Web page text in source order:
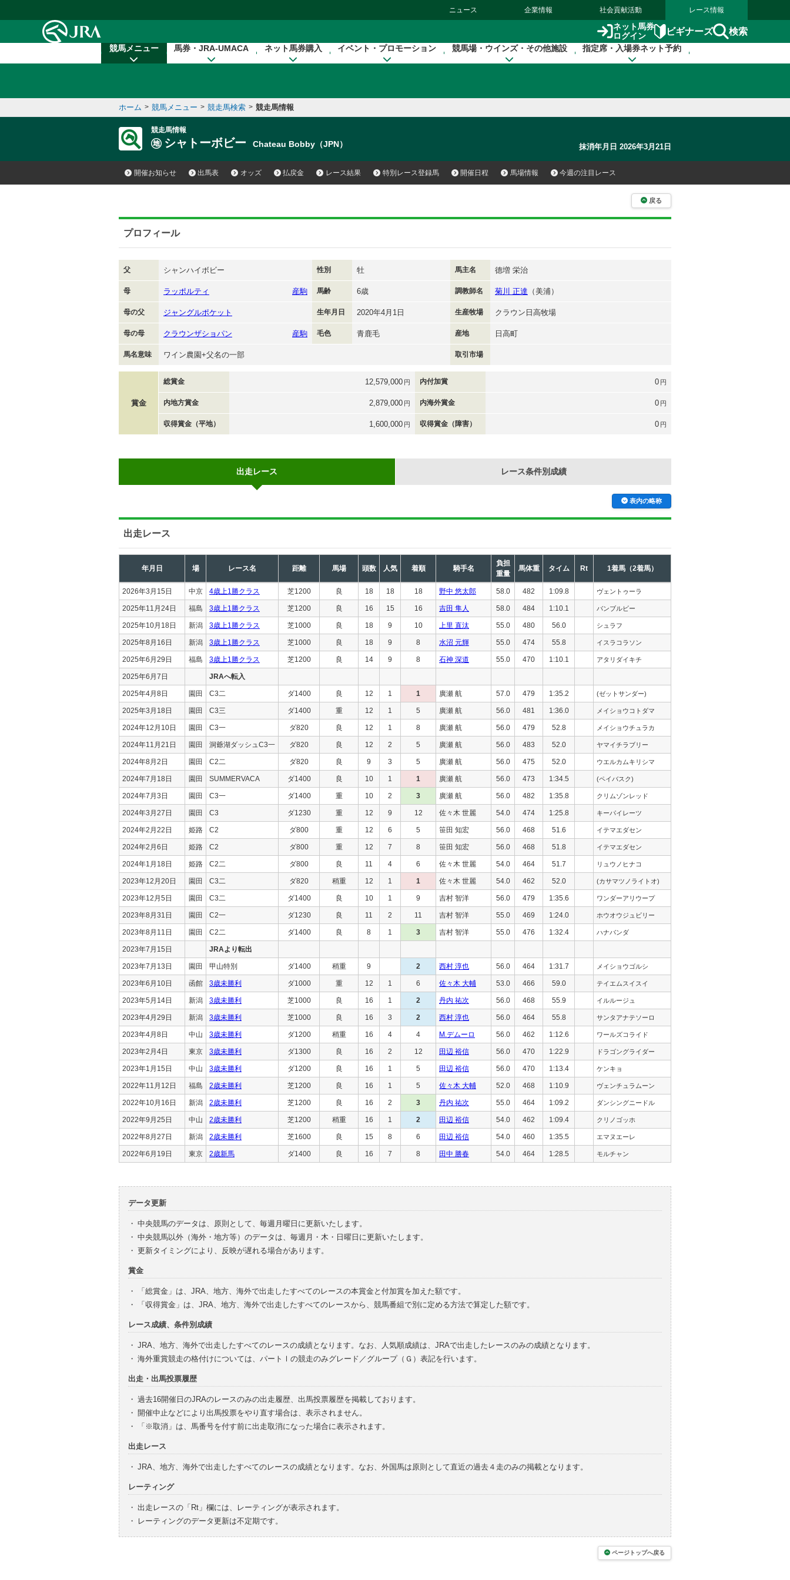
ニュース 企業情報 社会貢献活動 レース情報
ネット馬券
ログイン
ビギナーズ 検索
競馬メニュー 馬券・JRA-UMACA ネット馬券購入 イベント・プロモーション 競馬場・ウインズ・その他施設 指定席・入場券ネット予約
ホーム > 競馬メニュー > 競走馬検索 > 競走馬情報
競走馬情報
シャトーボビー Chateau Bobby（JPN） 抹消年月日 2026年3月21日
開催お知らせ 出馬表 オッズ 払戻金 レース結果 特別レース登録馬 開催日程 馬場情報 今週の注目レース
戻る
プロフィール
父 シャンハイボビー 性別 牡 馬主名 德増 栄治
母 ラッポルティ 産駒 馬齢 6歳 調教師名 菊川 正達 （美浦）
母の父 ジャングルポケット 生年月日 2020年4月1日 生産牧場 クラウン日高牧場
母の母 クラウンザショパン 産駒 毛色 青鹿毛 産地 日高町
馬名意味 ワイン農園+父名の一部 取引市場
賞金
総賞金 12,579,000 円 内付加賞 0 円
内地方賞金 2,879,000 円 内海外賞金 0 円
収得賞金（平地） 1,600,000 円 収得賞金（障害） 0 円
出走レース レース条件別成績
表内の略称
出走レース
年月日 場 レース名 距離 馬場 頭数 人気 着順 騎手名
負担
重量
馬体重 タイム Rt 1着馬（2着馬）
2026年3月15日 中京 4歳上1勝クラス 芝1200 良 18 18 18 野中 悠太郎 58.0 482 1:09.8 ヴェントゥーラ
2025年11月24日 福島 3歳上1勝クラス 芝1200 良 16 15 16 吉田 隼人 58.0 484 1:10.1 バンブルビー
2025年10月18日 新潟 3歳上1勝クラス 芝1000 良 18 9 10 上里 直汰 55.0 480 56.0 シュラフ
2025年8月16日 新潟 3歳上1勝クラス 芝1000 良 18 9 8 水沼 元輝 55.0 474 55.8 イスラコラソン
2025年6月29日 福島 3歳上1勝クラス 芝1200 良 14 9 8 石神 深道 55.0 470 1:10.1 アタリダイキチ
2025年6月7日 JRAへ転入
2025年4月8日 園田 C3二 ダ1400 良 12 1 1 廣瀬 航 57.0 479 1:35.2 (ゼットサンダー)
2025年3月18日 園田 C3三 ダ1400 重 12 1 5 廣瀬 航 56.0 481 1:36.0 メイショウコトダマ
2024年12月10日 園田 C3一 ダ820 良 12 1 8 廣瀬 航 56.0 479 52.8 メイショウチュラカ
2024年11月21日 園田 洞爺湖ダッシュC3一 ダ820 良 12 2 5 廣瀬 航 56.0 483 52.0 ヤマイチラブリー
2024年8月2日 園田 C2二 ダ820 良 9 3 5 廣瀬 航 56.0 475 52.0 ウエルカムキリシマ
2024年7月18日 園田 SUMMERVACA ダ1400 良 10 1 1 廣瀬 航 56.0 473 1:34.5 (ペイバスク)
2024年7月3日 園田 C3一 ダ1400 重 10 2 3 廣瀬 航 56.0 482 1:35.8 クリムゾンレッド
2024年3月27日 園田 C3 ダ1230 重 12 9 12 佐々木 世麗 54.0 474 1:25.8 キーパイレーツ
2024年2月22日 姫路 C2 ダ800 重 12 6 5 笹田 知宏 56.0 468 51.6 イテマエダセン
2024年2月6日 姫路 C2 ダ800 重 12 7 8 笹田 知宏 56.0 468 51.8 イテマエダセン
2024年1月18日 姫路 C2二 ダ800 良 11 4 6 佐々木 世麗 54.0 464 51.7 リュウノヒナコ
2023年12月20日 園田 C3二 ダ820 稍重 12 1 1 佐々木 世麗 54.0 462 52.0 (カサマツノライトオ)
2023年12月5日 園田 C3二 ダ1400 良 10 1 9 吉村 智洋 56.0 479 1:35.6 ワンダーアリウープ
2023年8月31日 園田 C2一 ダ1230 良 11 2 11 吉村 智洋 55.0 469 1:24.0 ホウオウジュビリー
2023年8月11日 園田 C2二 ダ1400 良 8 1 3 吉村 智洋 55.0 476 1:32.4 ハナバンダ
2023年7月15日 JRAより転出
2023年7月13日 園田 甲山特別 ダ1400 稍重 9 2 西村 淳也 56.0 464 1:31.7 メイショウゴルシ
2023年6月10日 函館 3歳未勝利 ダ1000 重 12 1 6 佐々木 大輔 53.0 466 59.0 テイエムスイスイ
2023年5月14日 新潟 3歳未勝利 芝1000 良 16 1 2 丹内 祐次 56.0 468 55.9 イルルージュ
2023年4月29日 新潟 3歳未勝利 芝1000 良 16 3 2 西村 淳也 56.0 464 55.8 サンタアナテソーロ
2023年4月8日 中山 3歳未勝利 ダ1200 稍重 16 4 4 M.デムーロ 56.0 462 1:12.6 ワールズコライド
2023年2月4日 東京 3歳未勝利 ダ1300 良 16 2 12 田辺 裕信 56.0 470 1:22.9 ドラゴングライダー
2023年1月15日 中山 3歳未勝利 ダ1200 良 16 1 5 田辺 裕信 56.0 470 1:13.4 ケンキョ
2022年11月12日 福島 2歳未勝利 芝1200 良 16 1 5 佐々木 大輔 52.0 468 1:10.9 ヴェンチュラムーン
2022年10月16日 新潟 2歳未勝利 芝1200 良 16 2 3 丹内 祐次 55.0 464 1:09.2 ダンシングニードル
2022年9月25日 中山 2歳未勝利 芝1200 稍重 16 1 2 田辺 裕信 54.0 462 1:09.4 クリノゴッホ
2022年8月27日 新潟 2歳未勝利 芝1600 良 15 8 6 田辺 裕信 54.0 460 1:35.5 エマヌエーレ
2022年6月19日 東京 2歳新馬 ダ1400 良 16 7 8 田中 勝春 54.0 464 1:28.5 モルチャン
データ更新
・ 中央競馬のデータは、原則として、毎週月曜日に更新いたします。
・ 中央競馬以外（海外・地方等）のデータは、毎週月・木・日曜日に更新いたします。
・ 更新タイミングにより、反映が遅れる場合があります。
賞金
・
「総賞金」は、JRA、地方、海外で出走したすべてのレースの本賞金と付加賞を加えた額です。
・
「収得賞金」は、JRA、地方、海外で出走したすべてのレースから、競馬番組で別に定める方法で算定した額です。
レース成績、条件別成績
・ JRA、地方、海外で出走したすべてのレースの成績となります。なお、人気順成績は、JRAで出走したレースのみの成績となります。
・ 海外重賞競走の格付けについては、パートⅠの競走のみグレード／グループ（Ｇ）表記を行います。
出走・出馬投票履歴
・ 過去16開催日のJRAのレースのみの出走履歴、出馬投票履歴を掲載しております。
・ 開催中止などにより出馬投票をやり直す場合は、表示されません。
・
「※取消」は、馬番号を付す前に出走取消になった場合に表示されます。
出走レース
・ JRA、地方、海外で出走したすべてのレースの成績となります。なお、外国馬は原則として直近の過去４走のみの掲載となります。
レーティング
・ 出走レースの「Rt」欄には、レーティングが表示されます。
・
レーティングのデータ更新は不定期です。
ページトップへ戻る